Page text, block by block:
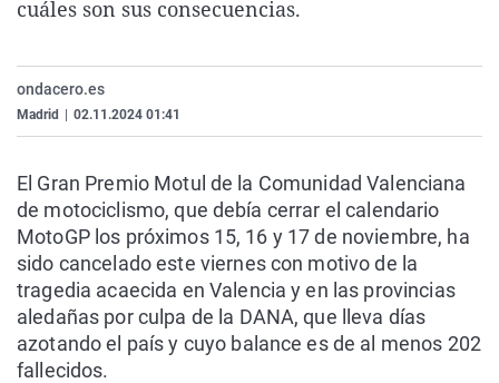
Operación Viuda
Navarra
País Vasco
cuáles son sus consecuencias.
ondacero.es
Madrid 02.11.2024 01:41
El Gran Premio Motul de la Comunidad Valenciana
de motociclismo, que debía cerrar el calendario
MotoGP los próximos 15, 16 y 17 de noviembre, ha
sido cancelado este viernes con motivo de la
tragedia acaecida en Valencia y en las provincias
aledañas por culpa de la DANA, que lleva días
azotando el país y cuyo balance es de al menos 202
fallecidos.